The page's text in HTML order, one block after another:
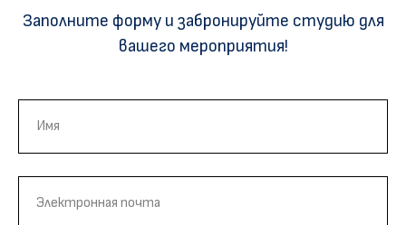
Заполните форму и забронируйте студию для
вашего мероприятия!
Имя
Электронная почта